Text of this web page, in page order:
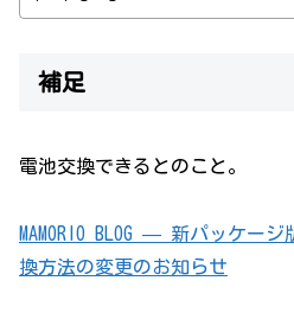
補足
電池交換できるとのこと。
MAMORIO BLOG — 新パッケー
換方法の変更のお知らせ